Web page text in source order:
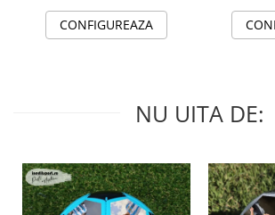
CONFIGUREAZA
NU UITA DE: